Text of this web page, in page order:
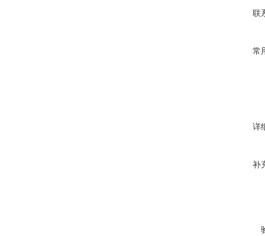
联
常
详
补